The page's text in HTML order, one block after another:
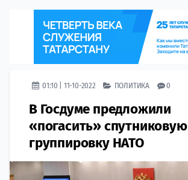
01:10 | 11-10-2022 ПОЛИТИКА 0
В Госдуме предложили
«погасить» спутниковую
группировку НАТО